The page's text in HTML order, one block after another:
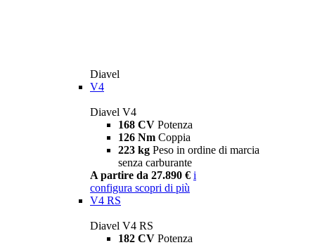
Diavel
V4
Diavel V4
168 CV Potenza
126 Nm Coppia
223 kg Peso in ordine di marcia
senza carburante
A partire da 27.890 € i
configura scopri di più
V4 RS
Diavel V4 RS
182 CV Potenza